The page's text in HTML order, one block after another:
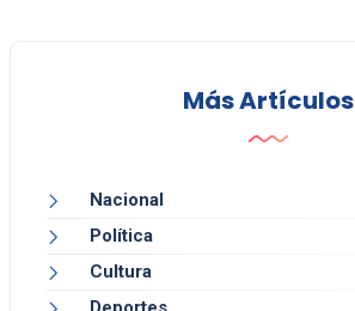
Más Artículos
Nacional
Política
Cultura